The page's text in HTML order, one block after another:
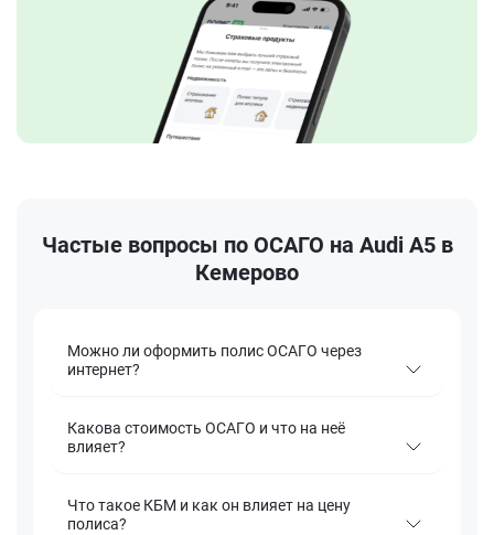
Частые вопросы по ОСАГО на Audi A5 в
Кемерово
Можно ли оформить полис ОСАГО через
интернет?
Какова стоимость ОСАГО и что на неё
влияет?
Что такое КБМ и как он влияет на цену
полиса?